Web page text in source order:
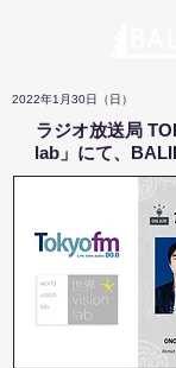
2022年1月30日（日）
ラジオ放送局
lab」にて、